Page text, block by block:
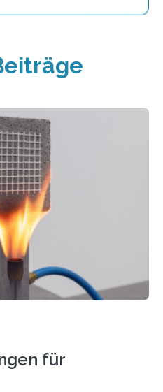
für